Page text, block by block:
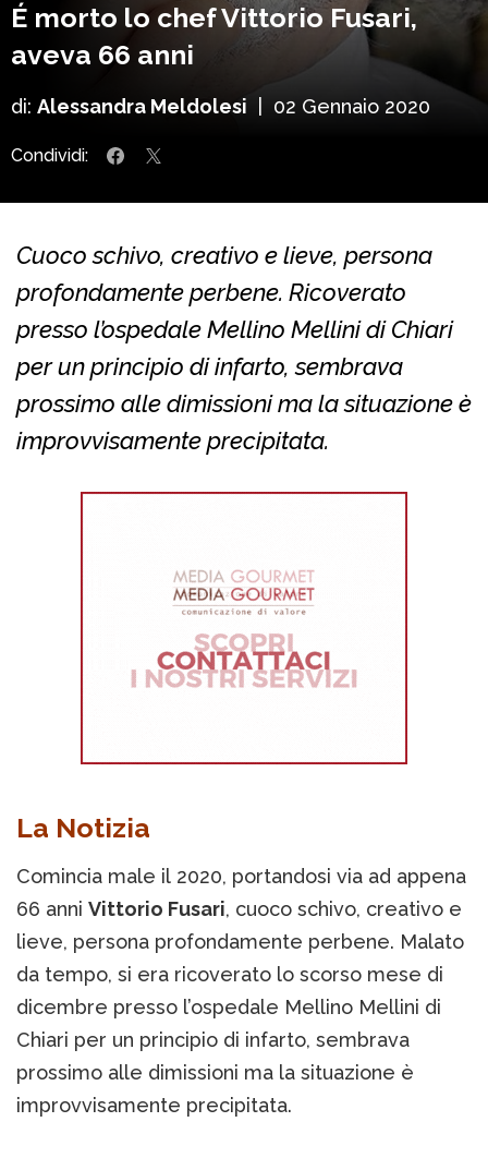
É morto lo chef Vittorio Fusari,
aveva 66 anni
di: Alessandra Meldolesi 02 Gennaio 2020
Condividi:
Cuoco schivo, creativo e lieve, persona
profondamente perbene. Ricoverato
presso l’ospedale Mellino Mellini di Chiari
per un principio di infarto, sembrava
prossimo alle dimissioni ma la situazione è
improvvisamente precipitata.
La Notizia
Comincia male il 2020, portandosi via ad appena
66 anni Vittorio Fusari, cuoco schivo, creativo e
lieve, persona profondamente perbene. Malato
da tempo, si era ricoverato lo scorso mese di
dicembre presso l’ospedale Mellino Mellini di
Chiari per un principio di infarto, sembrava
prossimo alle dimissioni ma la situazione è
improvvisamente precipitata.